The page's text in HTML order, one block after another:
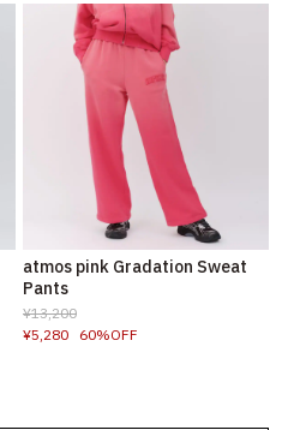
atmos pink Gradation Sweat
Pants
¥13,200
¥5,280
60%OFF